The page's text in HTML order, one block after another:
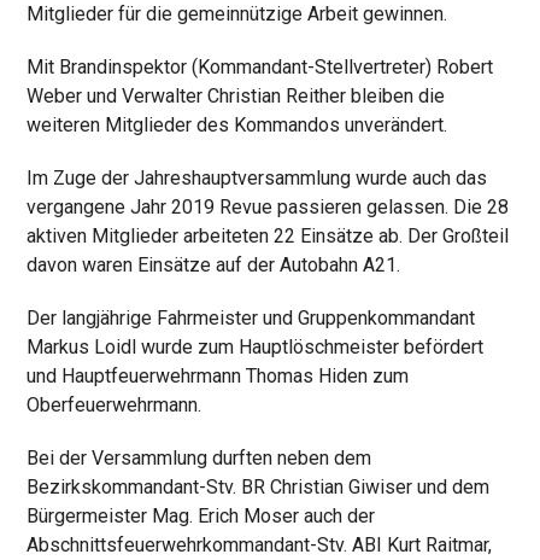
Mitglieder für die gemeinnützige Arbeit gewinnen.
Mit Brandinspektor (Kommandant-Stellvertreter) Robert
Weber und Verwalter Christian Reither bleiben die
weiteren Mitglieder des Kommandos unverändert.
Im Zuge der Jahreshauptversammlung wurde auch das
vergangene Jahr 2019 Revue passieren gelassen. Die 28
aktiven Mitglieder arbeiteten 22 Einsätze ab. Der Großteil
davon waren Einsätze auf der Autobahn A21.
Der langjährige Fahrmeister und Gruppenkommandant
Markus Loidl wurde zum Hauptlöschmeister befördert
und Hauptfeuerwehrmann Thomas Hiden zum
Oberfeuerwehrmann.
Bei der Versammlung durften neben dem
Bezirkskommandant-Stv. BR Christian Giwiser und dem
Bürgermeister Mag. Erich Moser auch der
Abschnittsfeuerwehrkommandant-Stv. ABI Kurt Raitmar,